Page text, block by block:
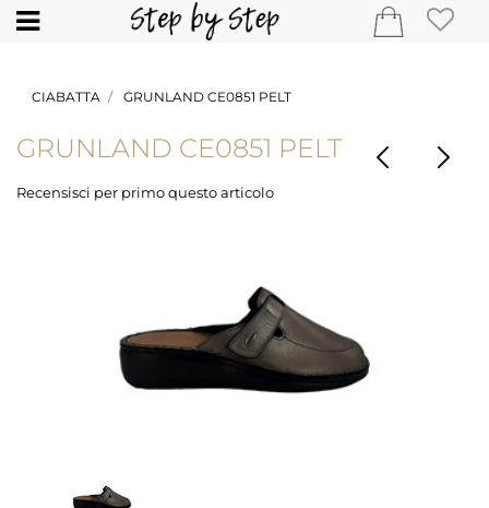
Open
CIABATTA GRUNLAND CE0851 PELT
GRUNLAND CE0851 PELT
Recensisci per primo questo articolo